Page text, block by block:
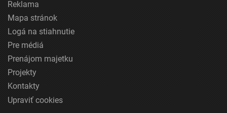
Reklama
Mapa stránok
Logá na stiahnutie
Pre médiá
Prenájom majetku
Projekty
Kontakty
Upraviť cookies